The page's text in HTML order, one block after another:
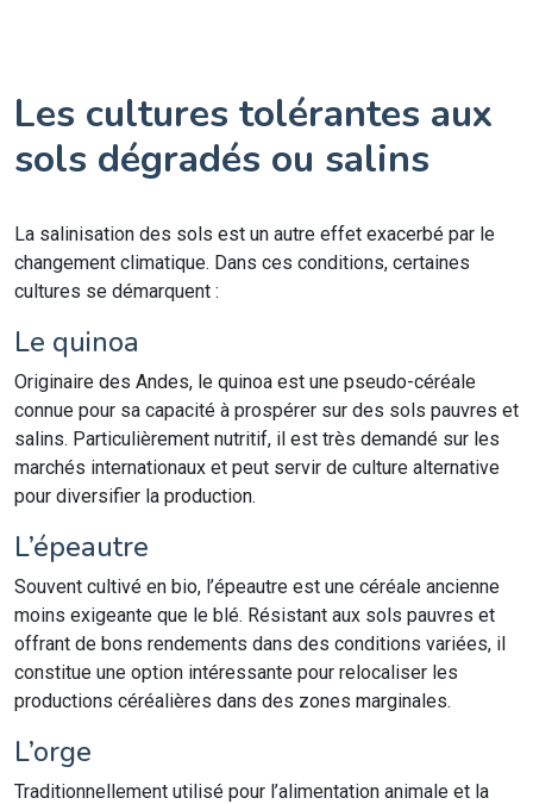
Les cultures tolérantes aux
sols dégradés ou salins
La salinisation des sols est un autre effet exacerbé par le
changement climatique. Dans ces conditions, certaines
cultures se démarquent :
Le quinoa
Originaire des Andes, le quinoa est une pseudo-céréale
connue pour sa capacité à prospérer sur des sols pauvres et
salins. Particulièrement nutritif, il est très demandé sur les
marchés internationaux et peut servir de culture alternative
pour diversifier la production.
L’épeautre
Souvent cultivé en bio, l’épeautre est une céréale ancienne
moins exigeante que le blé. Résistant aux sols pauvres et
offrant de bons rendements dans des conditions variées, il
constitue une option intéressante pour relocaliser les
productions céréalières dans des zones marginales.
L’orge
Traditionnellement utilisé pour l’alimentation animale et la